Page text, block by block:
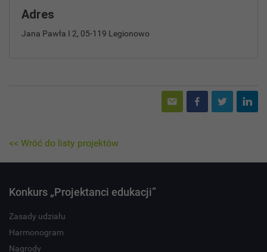
Adres
Jana Pawła I 2, 05-119 Legionowo
<< Wróć do listy projektów
Konkurs „Projektanci edukacji”
Zasady udziału
Harmonogram
Nagrody